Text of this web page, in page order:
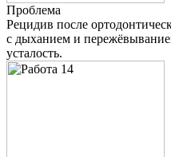
Проблема
Рецидив после
с дыханием и
усталость.